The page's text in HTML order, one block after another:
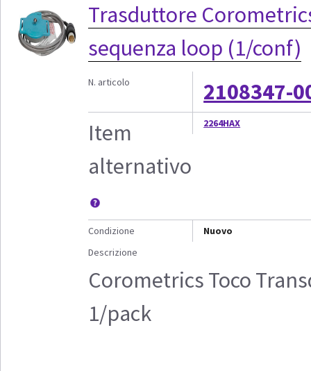
Trasduttore
sequenza loop (1/conf)
N. articolo
2108347-
Item
alternativo
2264HAX
Condizione
Nuovo
Descrizione
Corometrics Toco
1/pack